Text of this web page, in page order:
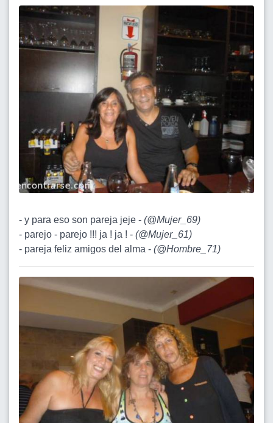
- y para eso son pareja jeje - (@Mujer_69)
- parejo - parejo !!! ja ! ja ! - (@Mujer_61)
- pareja feliz amigos del alma - (@Hombre_71)